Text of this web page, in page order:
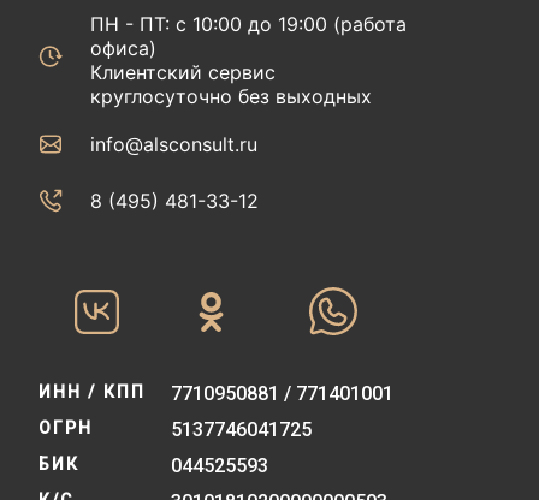
ПН - ПТ: с 10:00 до 19:00 (работа
офиса)
Клиентский сервис
круглосуточно без выходных
info@alsconsult.ru
8 (495) 481-33-12‬‬
ИНН / КПП 7710950881 / 771401001
ОГРН 5137746041725
БИК 044525593